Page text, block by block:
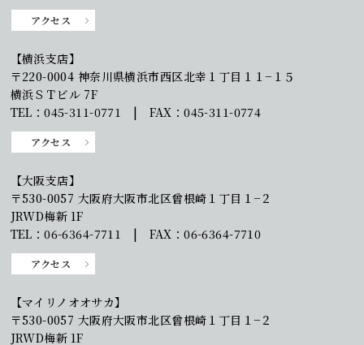
アクセス
【横浜支店】
〒220-0004 神奈川県横浜市西区北幸１丁目１１−１５
横浜ＳＴビル 7F
TEL：045-311-0771 | FAX：045-311-0774
アクセス
【大阪支店】
〒530-0057 大阪府大阪市北区曾根崎１丁目１−２
JRWD梅新 1F
TEL：06-6364-7711 | FAX：06-6364-7710
アクセス
【マイリノオオサカ】
〒530-0057 大阪府大阪市北区曾根崎１丁目１−２
JRWD梅新 1F